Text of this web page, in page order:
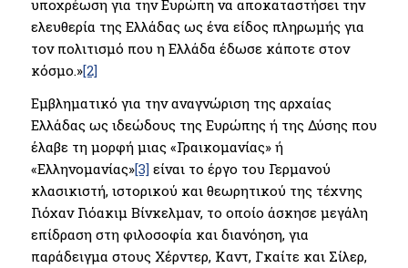
υποχρέωση για την Ευρώπη να αποκαταστήσει την
ελευθερία της Ελλάδας ως ένα είδος πληρωμής για
τον πολιτισμό που η Ελλάδα έδωσε κάποτε στον
κόσμο.»[2]
Εμβληματικό για την αναγνώριση της αρχαίας
Ελλάδας ως ιδεώδους της Ευρώπης ή της Δύσης που
έλαβε τη μορφή μιας «Γραικομανίας» ή
«Ελληνομανίας»[3]είναι το έργο του Γερμανού
κλασικιστή, ιστορικού και θεωρητικού της τέχνης
Γιόχαν Γιόακιμ Βίνκελμαν, το οποίο άσκησε μεγάλη
επίδραση στη φιλοσοφία και διανόηση, για
παράδειγμα στους Χέρντερ, Kαντ, Γκαίτε και Σίλερ,